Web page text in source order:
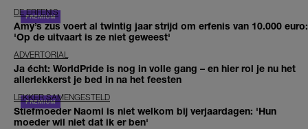
DE ERFENIS
Amy’s zus voert al twintig jaar strijd om erfenis van 10.000 euro:
'Op de uitvaart is ze niet geweest'
ADVERTORIAL
Ja écht: WorldPride is nog in volle gang – en hier rol je nu het
allerlekkerst je bed in na het feesten
LEKKER SAMENGESTELD
Stiefmoeder Naomi is niet welkom bij verjaardagen: 'Hun
moeder wil niet dat ik er ben'